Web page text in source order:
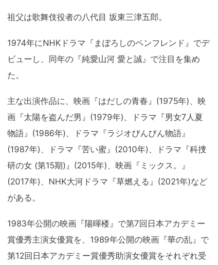
祖父は歌舞伎役者の八代目 坂東三津五郎。
1974年にNHKドラマ『まぼろしのペンフレンド』でデ
ビューし、同年の『純愛山河 愛と誠』で注目を集め
た。
主な出演作品に、映画『はだしの青春』(1975年)、映
画『太陽を盗んだ男』(1979年)、ドラマ『男女7人夏
物語』(1986年)、ドラマ『ラジオびんびん物語』
(1987年)、ドラマ『苦い蜜』(2010年)、ドラマ『科捜
研の女 (第15期)』(2015年)、映画『ミックス。』
(2017年)、NHK大河ドラマ『草燃える』(2021年)など
がある。
1983年公開の映画『陽暉楼』で第7回日本アカデミー
賞優秀主演女優賞を、1989年公開の映画『華の乱』で
第12回日本アカデミー賞優秀助演女優賞をそれぞれ受